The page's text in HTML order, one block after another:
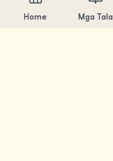
Home Mga Tala